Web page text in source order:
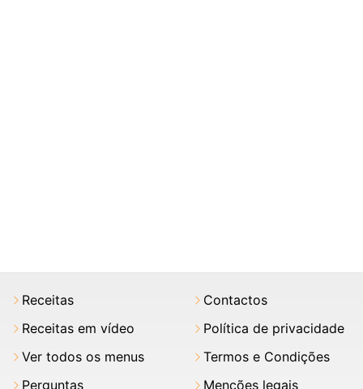
Receitas
Receitas em vídeo
Ver todos os menus
Perguntas
Contactos
Política de privacidade
Termos e Condições
Menções legais